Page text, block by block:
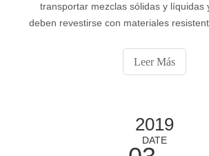
transportar mezclas sólidas y líquidas
deben revestirse con materiales
corrosión causada por el lodo. Según
revestimiento, la bomba de lodo
Leer Más
2019
DATE